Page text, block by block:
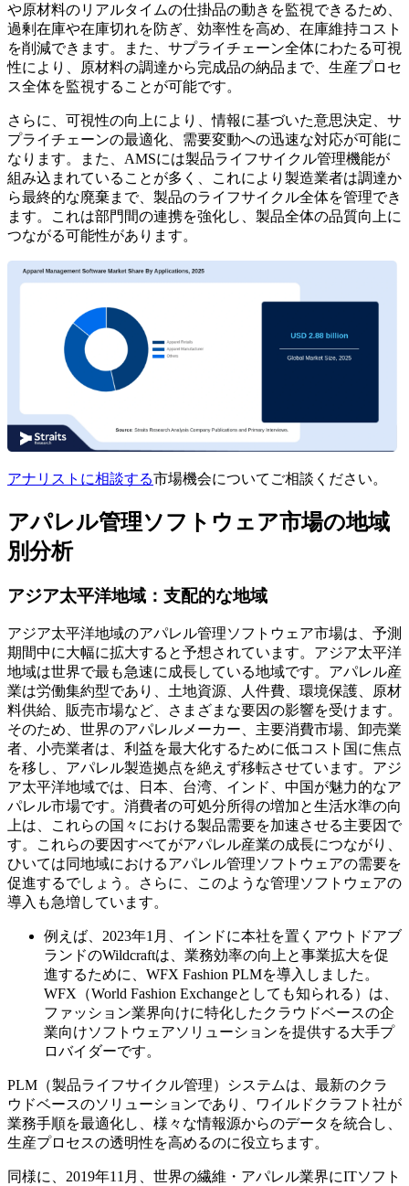
や原材料のリアルタイムの仕掛品の動きを監視できるため、
過剰在庫や在庫切れを防ぎ、効率性を高め、在庫維持コスト
を削減できます。また、サプライチェーン全体にわたる可視
性により、原材料の調達から完成品の納品まで、生産プロセ
ス全体を監視することが可能です。
さらに、可視性の向上により、情報に基づいた意思決定、サ
プライチェーンの最適化、需要変動への迅速な対応が可能に
なります。また、AMSには製品ライフサイクル管理機能が
組み込まれていることが多く、これにより製造業者は調達か
ら最終的な廃棄まで、製品のライフサイクル全体を管理でき
ます。これは部門間の連携を強化し、製品全体の品質向上に
つながる可能性があります。
アナリストに相談する市場機会についてご相談ください。
アパレル管理ソフトウェア市場の地域
別分析
アジア太平洋地域：支配的な地域
アジア太平洋地域のアパレル管理ソフトウェア市場は、予測
期間中に大幅に拡大すると予想されています。アジア太平洋
地域は世界で最も急速に成長している地域です。アパレル産
業は労働集約型であり、土地資源、人件費、環境保護、原材
料供給、販売市場など、さまざまな要因の影響を受けます。
そのため、世界のアパレルメーカー、主要消費市場、卸売業
者、小売業者は、利益を最大化するために低コスト国に焦点
を移し、アパレル製造拠点を絶えず移転させています。アジ
ア太平洋地域では、日本、台湾、インド、中国が魅力的なア
パレル市場です。消費者の可処分所得の増加と生活水準の向
上は、これらの国々における製品需要を加速させる主要因で
す。これらの要因すべてがアパレル産業の成長につながり、
ひいては同地域におけるアパレル管理ソフトウェアの需要を
促進するでしょう。さらに、このような管理ソフトウェアの
導入も急増しています。
例えば、2023年1月、インドに本社を置くアウトドアブ
ランドのWildcraftは、業務効率の向上と事業拡大を促
進するために、WFX Fashion PLMを導入しました。
WFX（World Fashion Exchangeとしても知られる）は、
ファッション業界向けに特化したクラウドベースの企
業向けソフトウェアソリューションを提供する大手プ
ロバイダーです。
PLM（製品ライフサイクル管理）システムは、最新のクラ
ウドベースのソリューションであり、ワイルドクラフト社が
業務手順を最適化し、様々な情報源からのデータを統合し、
生産プロセスの透明性を高めるのに役立ちます。
同様に、2019年11月、世界の繊維・アパレル業界にITソフト